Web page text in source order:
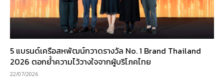
5 แบรนด์เครือสหพัฒน์กวาดรางวัล No. 1 Brand Thailand
2026 ตอกย้ำความไว้วางใจจากผู้บริโภคไทย
22/07/2026